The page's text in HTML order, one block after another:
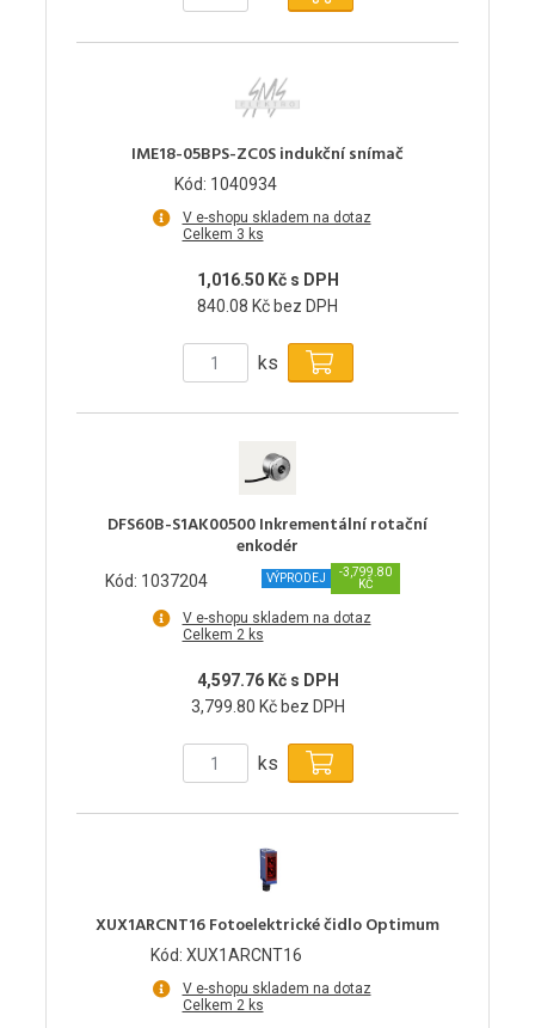
IME18-05BPS-ZC0S indukční snímač
Kód: 1040934
V e-shopu skladem na dotaz
Celkem 3 ks
1,016.50 Kč s DPH
840.08 Kč bez DPH
ks
DFS60B-S1AK00500 Inkrementální rotační
enkodér
Kód: 1037204 VÝPRODEJ
-3,799.80
KČ
V e-shopu skladem na dotaz
Celkem 2 ks
4,597.76 Kč s DPH
3,799.80 Kč bez DPH
ks
XUX1ARCNT16 Fotoelektrické čidlo Optimum
Kód: XUX1ARCNT16
V e-shopu skladem na dotaz
Celkem 2 ks